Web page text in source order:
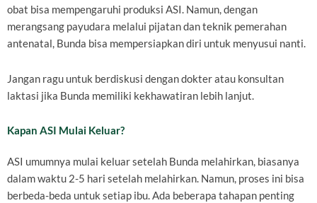
obat bisa mempengaruhi produksi ASI. Namun, dengan
merangsang payudara melalui pijatan dan teknik pemerahan
antenatal, Bunda bisa mempersiapkan diri untuk menyusui nanti.
Jangan ragu untuk berdiskusi dengan dokter atau konsultan
laktasi jika Bunda memiliki kekhawatiran lebih lanjut.
Kapan ASI Mulai Keluar?
ASI umumnya mulai keluar setelah Bunda melahirkan, biasanya
dalam waktu 2-5 hari setelah melahirkan. Namun, proses ini bisa
berbeda-beda untuk setiap ibu. Ada beberapa tahapan penting